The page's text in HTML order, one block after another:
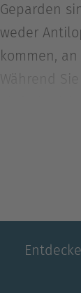
Geparden
weder
kommen,
Während
Wir haben